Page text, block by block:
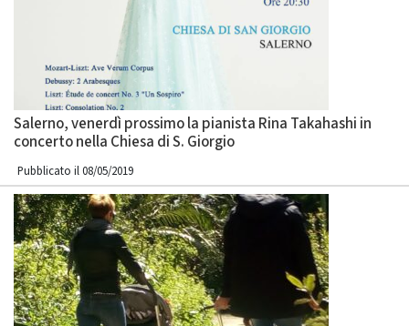
Salerno, venerdì prossimo la pianista Rina Takahashi in
concerto nella Chiesa di S. Giorgio
Pubblicato il 08/05/2019